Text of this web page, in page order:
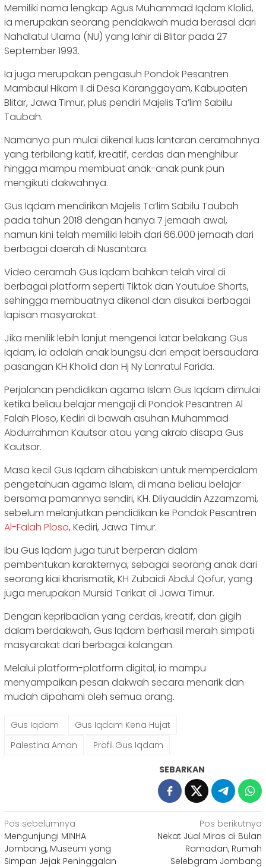
Memiliki nama lengkap Agus Muhammad Iqdam Klolid,
ia merupakan seorang pendakwah muda berasal dari
Nahdlatul Ulama (NU) yang lahir di Blitar pada 27
September 1993.
Ia juga merupakan pengasuh Pondok Pesantren
Mambaul Hikam II di Desa Karanggayam, Kabupaten
Blitar, Jawa Timur, plus pendiri Majelis Ta’lim Sabilu
Taubah.
Namanya pun mulai dikenal luas lantaran ceramahnya
yang terbilang katif, kreatif, cerdas dan menghibur
hingga mampu membuat anak-anak punk pun
mengikuti dakwahnya.
Gus Iqdam mendirikan Majelis Ta’lim Sabilu Taubah
pada tahun 2018 dengan hanya 7 jemaah awal,
namun kini telah memiliki lebih dari 66.000 jemaah dari
berbagai daerah di Nusantara.
Video ceramah Gus Iqdam bahkan telah viral di
berbagai platform seperti Tiktok dan Youtube Shorts,
sehingga membuatnya dikenal dan disukai berbagai
lapisan masyarakat.
Jika menilik lebih lanjut mengenai latar belakang Gus
Iqdam, ia adalah anak bungsu dari empat bersaudara
pasangan KH Kholid dan Hj Ny Lanratul Farida.
Perjalanan pendidikan agama Islam Gus Iqdam dimulai
ketika beliau belajar mengaji di Pondok Pesantren Al
Falah Ploso, Kediri di bawah asuhan Muhammad
Abdurrahman Kautsar atau yang akrab disapa Gus
Kautsar.
Masa kecil Gus Iqdam dihabiskan untuk memperdalam
pengetahuan agama Islam, di mana beliau belajar
bersama pamannya sendiri, KH. Dliyauddin Azzamzami,
sebelum melanjutkan pendidikan ke Pondok Pesantren
Al-Falah Ploso, Kediri, Jawa Timur.
Ibu Gus Iqdam juga turut berperan dalam
pembentukan karakternya, sebagai seorang anak dari
seorang kiai kharismatik, KH Zubaidi Abdul Qofur, yang
juga merupakan Mursid Tarikat di Jawa Timur.
Dengan kepribadian yang cerdas, kreatif, dan gigih
dalam berdakwah, Gus Iqdam berhasil meraih simpati
masyarakat dari berbagai kalangan.
Melalui platform-platform digital, ia mampu
menyampaikan pesan dakwah secara menarik dan
mudah dipahami oleh semua orang.
Gus Iqdam
Gus Iqdam Kena Hujat
Palestina Aman
Profil Gus Iqdam
SEBARKAN
Navigasi
pos
Pos sebelumnya
Mengunjungi MINHA
Jombang, Museum yang
Simpan Jejak Peninggalan
Pos berikutnya
Nekat Jual Miras di Bulan
Ramadan, Rumah
Selebgram Jombang